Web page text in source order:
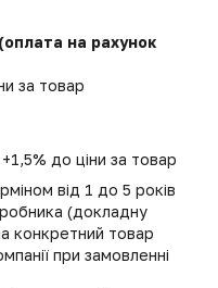
на рахунок
за товар
до ціни за товар
від 1 до 5 років
(докладну
конкретний товар
при замовленні